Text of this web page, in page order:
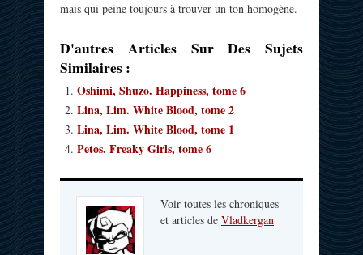
mais qui peine toujours à trouver un ton homogène.
D'autres Articles Sur Des Sujets
Similaires :
Oshimi, Shuzo. Happiness, tome 6
Lina, Lim. White Blood, tome 2
Lina, Lim. White Blood, tome 1
Petos. Freaky Girls, tome 6
Voir toutes les chroniques
et articles de Vladkergan